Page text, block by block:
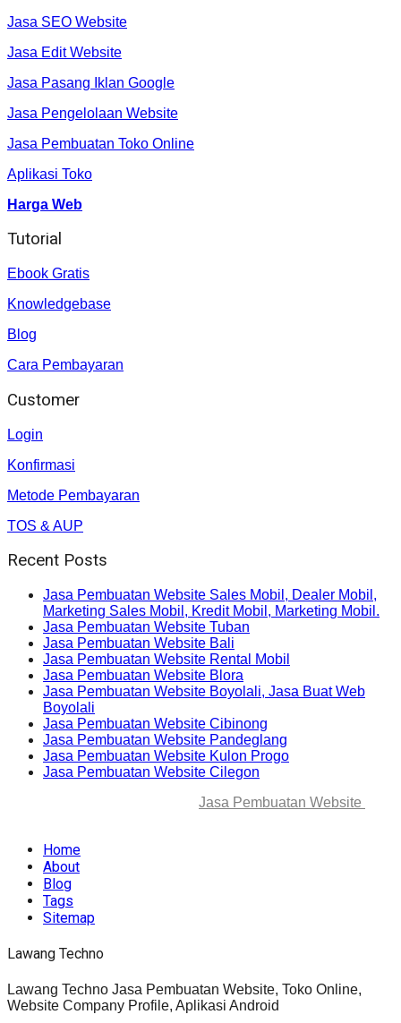
Jasa SEO Website
Jasa Edit Website
Jasa Pasang Iklan Google
Jasa Pengelolaan Website
Jasa Pembuatan Toko Online
Aplikasi Toko
Harga Web
Tutorial
Ebook Gratis
Knowledgebase
Blog
Cara Pembayaran
Customer
Login
Konfirmasi
Metode Pembayaran
TOS & AUP
Recent Posts
Jasa Pembuatan Website Sales Mobil, Dealer Mobil,
Marketing Sales Mobil, Kredit Mobil, Marketing Mobil.
Jasa Pembuatan Website Tuban
Jasa Pembuatan Website Bali
Jasa Pembuatan Website Rental Mobil
Jasa Pembuatan Website Blora
Jasa Pembuatan Website Boyolali, Jasa Buat Web
Boyolali
Jasa Pembuatan Website Cibinong
Jasa Pembuatan Website Pandeglang
Jasa Pembuatan Website Kulon Progo
Jasa Pembuatan Website Cilegon
Jasa Pembuatan Website
Home
About
Blog
Tags
Sitemap
Lawang Techno
Lawang Techno Jasa Pembuatan Website, Toko Online,
Website Company Profile, Aplikasi Android